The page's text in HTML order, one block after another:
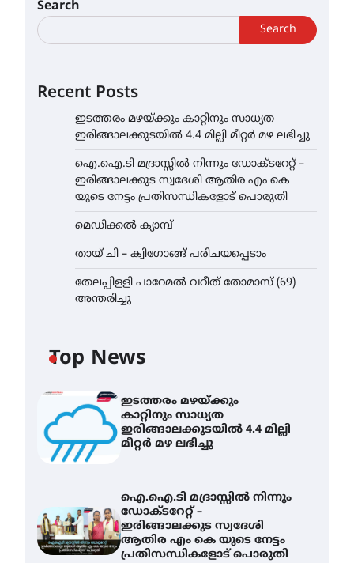
Search
Search
Recent Posts
ഇടത്തരം മഴയ്ക്കും കാറ്റിനും സാധ്യത
ഇരിങ്ങാലക്കുടയിൽ 4.4 മില്ലി മീറ്റർ മഴ ലഭിച്ചു
ഐ.ഐ.ടി മദ്രാസ്സിൽ നിന്നും ഡോക്ടറേറ്റ് –
ഇരിങ്ങാലക്കുട സ്വദേശി ആതിര എം കെ
യുടെ നേട്ടം പ്രതിസന്ധികളോട് പൊരുതി
മെഡിക്കൽ ക്യാമ്പ്
തായ് ചി – ക്വിഗോങ്ങ് പരിചയപ്പെടാം
തേലപ്പിളളി പാറേമൽ വറീത് തോമാസ് (69)
അന്തരിച്ചു
Top News
ഇടത്തരം മഴയ്ക്കും
കാറ്റിനും സാധ്യത
ഇരിങ്ങാലക്കുടയിൽ 4.4 മില്ലി
മീറ്റർ മഴ ലഭിച്ചു
ഐ.ഐ.ടി മദ്രാസ്സിൽ നിന്നും
ഡോക്ടറേറ്റ് –
ഇരിങ്ങാലക്കുട സ്വദേശി
ആതിര എം കെ യുടെ നേട്ടം
പ്രതിസന്ധികളോട് പൊരുതി